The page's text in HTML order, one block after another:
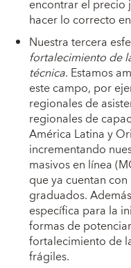
encontrar el precio
hacer lo correcto
Nuestra tercera
fortalecimiento de
técnica. Estamos
este campo, por
regionales de
regionales de
América Latina y
incrementando
masivos en línea
que ya cuentan
graduados.
específica para la
formas de
fortalecimiento de
frágiles.